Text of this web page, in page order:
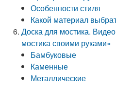
Особенности стиля
Какой материал
Доска для мостика.
мостика своими руками»
Бамбуковые
Каменные
Металлические